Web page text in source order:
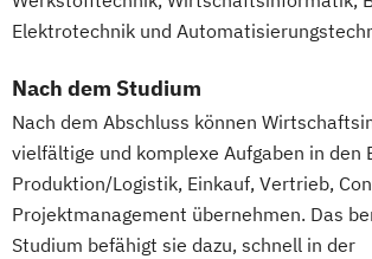
Elektrotechnik und
Nach dem Studium
Nach dem Abschluss können
vielfältige und komplexe Aufgaben in den
Produktion/Logistik, Einkauf, Vertrieb,
Projektmanagement übernehmen. Das
Studium befähigt sie dazu, schnell in der